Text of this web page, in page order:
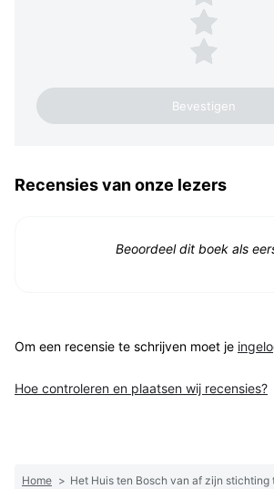
2 sterren
1 ster
Recensies van onze lezers
Beoordeel dit boek als
Om een recensie te schrijven moet je
Hoe controleren en plaatsen wij recensies?
Home > Het Huis ten Bosch van af zijn stichting